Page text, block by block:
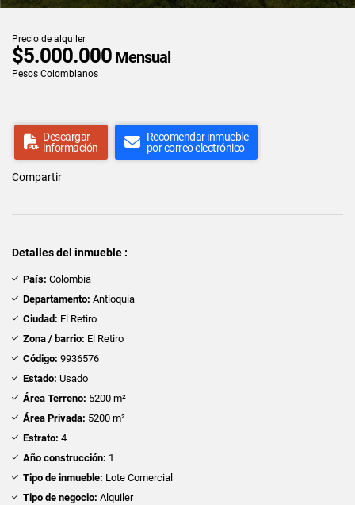
Precio de alquiler
$5.000.000 Mensual
Pesos Colombianos
Descargar
información
Recomendar inmueble
por correo electrónico
Compartir
Detalles del inmueble :
País: Colombia
Departamento: Antioquia
Ciudad: El Retiro
Zona / barrio: El Retiro
Código: 9936576
Estado: Usado
Área Terreno: 5200 m²
Área Privada: 5200 m²
Estrato: 4
Año construcción: 1
Tipo de inmueble: Lote Comercial
Tipo de negocio: Alquiler